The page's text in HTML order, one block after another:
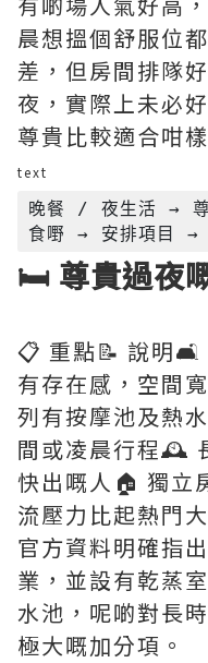
晨想搵個舒服位
差，但房間排隊
夜，實際上未必好
尊貴比較適合咁樣
text
晚餐 / 夜生活 →
🛏️ 尊貴過夜
📋 重點📝 說明🛋️
有存在感，空間
列有按摩池及熱
間或凌晨行程🕰️
快出嘅人🏠 獨立
流壓力比起熱門
官方資料明確指
業，並設有乾蒸
水池，呢啲對長
極大嘅加分項。